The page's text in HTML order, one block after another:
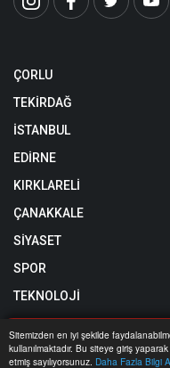
Sitemizden en iyi şekilde
kullanılmaktadır. Bu siteye giriş yaparak
etmiş sayılıyorsunuz. Daha Fazla Bilgi
ÇORLU
TEKİRDAĞ
İSTANBUL
EDİRNE
KIRKLARELİ
ÇANAKKALE
SİYASET
SPOR
TEKNOLOJİ
Röportajlar
Anasayfa Yazarlar